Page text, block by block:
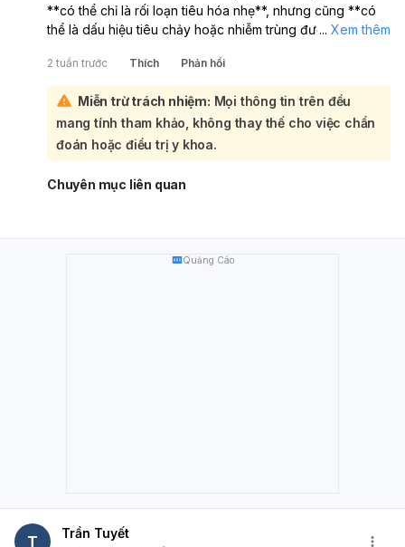
**có thể chỉ là rối loạn tiêu hóa nhẹ**, nhưng cũng **có
thể là dấu hiệu tiêu chảy hoặc nhiễm trùng đường ruột**.
không lừ đừ thì mẹ theo dõi thêm sát. Tuy nhiên, vì bé
còn rất nhỏ, **mẹ nên đưa bé đi khám Nhi sớm** để được
kiểm tra phân và đánh giá nguyên nhân. Nếu bé có thêm
**phân lỏng nhiều lần, sốt, nôn, bụng chướng, bỏ bú,
khóc nhiều, hoặc có máu trong phân** thì cần đi khám
ngay.
... Xem thêm
2 tuần trước Thích Phản hồi
Miễn trừ trách nhiệm: Mọi thông tin trên đều
mang tính tham khảo, không thay thế cho việc chẩn
đoán hoặc điều trị y khoa.
Chuyên mục liên quan
Quảng Cáo
T Trần Tuyết